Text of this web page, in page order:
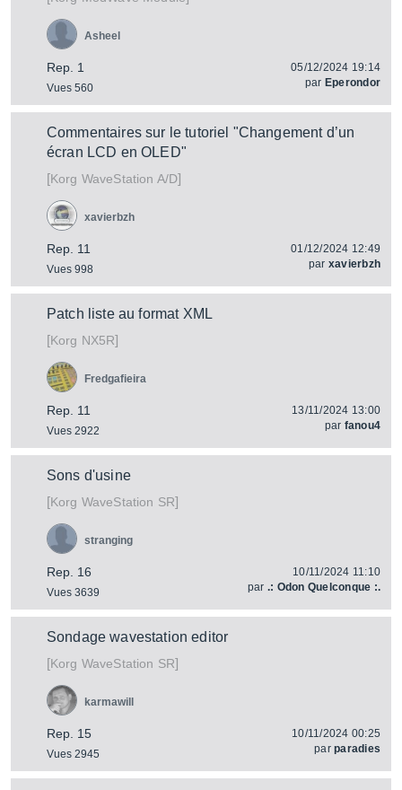
Rep. 1
Vues 560
Asheel
05/12/2024 19:14
par Eperondor
Commentaires sur le tutoriel "Changement d’un
écran LCD en OLED"
[Korg WaveStation A/D]
Rep. 11
Vues 998
xavierbzh
01/12/2024 12:49
par xavierbzh
Patch liste au format XML
[Korg NX5R]
Rep. 11
Vues 2922
Fredgafieira
13/11/2024 13:00
par fanou4
Sons d'usine
[Korg WaveStation SR]
Rep. 16
Vues 3639
stranging
10/11/2024 11:10
par .: Odon Quelconque :.
Sondage wavestation editor
[Korg WaveStation SR]
Rep. 15
Vues 2945
karmawill
10/11/2024 00:25
parparadies